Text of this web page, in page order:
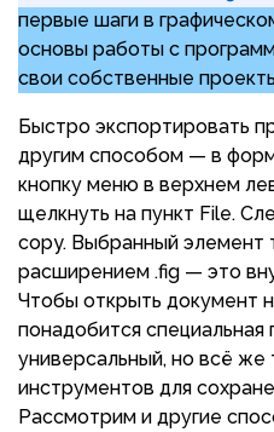
первые шаги в
основы работы с
свои собственные
Быстро экспортировать
другим способом — в
кнопку меню в верхнем
щелкнуть на пункт File.
copy. Выбранный элемент
расширением .fig — это
Чтобы открыть документ
понадобится
универсальный, но всё
инструментов для
Рассмотрим и другие